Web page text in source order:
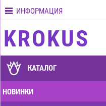
Контакты
Условия
ГАРАНТИИ
Как
оплатить?
ИНФОРМАЦИЯ
KROKUS
КАТАЛОГ
НОВИНКИ